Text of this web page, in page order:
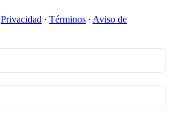
Privacidad ∙ Términos ∙ Aviso de